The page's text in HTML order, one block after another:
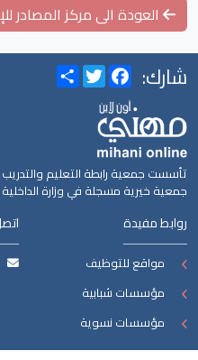
العودة الى مركز المصادر
شارك: ShareTwitterFacebook
جمعية خيرية مسجلة في وزارة الداخلية
روابط مفيدة
مواقع للتوظيف
مؤسسات شبابية
مؤسسات نسوية